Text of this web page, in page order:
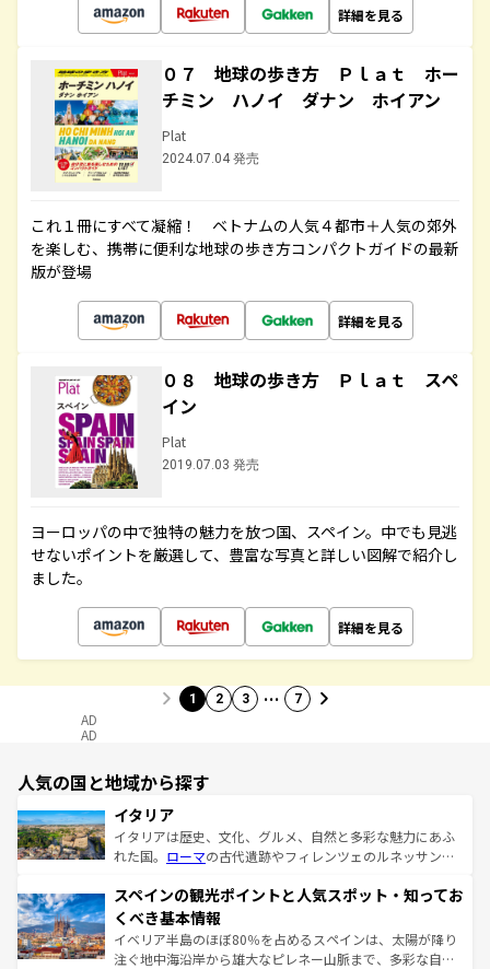
詳細を見る
０７ 地球の歩き方 Ｐｌａｔ ホー
チミン ハノイ ダナン ホイアン
Plat
2024.07.04 発売
これ１冊にすべて凝縮！ ベトナムの人気４都市＋人気の郊外
を楽しむ、携帯に便利な地球の歩き方コンパクトガイドの最新
版が登場
詳細を見る
０８ 地球の歩き方 Ｐｌａｔ スペ
イン
Plat
2019.07.03 発売
ヨーロッパの中で独特の魅力を放つ国、スペイン。中でも見逃
せないポイントを厳選して、豊富な写真と詳しい図解で紹介し
ました。
詳細を見る
1 2 3 … 7
AD
AD
人気の国と地域から探す
イタリア
イタリアは歴史、文化、グルメ、自然と多彩な魅力にあふ
れた国。 ローマの古代遺跡やフィレンツェのルネッサンス
ろん、トスカーナの美しい田園風景やアマルフィ海岸の絶
景など、自然景観も見逃せない。観光の合間には、本場の
ピザやパスタなど、絶品のイタリア料理を堪能することも
できる。朝目覚めてから夜眠るまで、すべての瞬間を楽し
スペインの観光ポイントと人気スポット・知ってお
くべき基本情報
イベリア半島のほぼ80％を占めるスペインは、太陽が降り
注ぐ地中海沿岸から雄大なピレネー山脈まで、多彩な自然